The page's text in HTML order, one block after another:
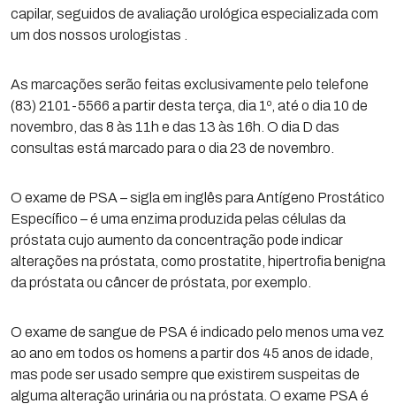
capilar, seguidos de avaliação urológica especializada com
um dos nossos urologistas .
As marcações serão feitas exclusivamente pelo telefone
(83) 2101-5566 a partir desta terça, dia 1º, até o dia 10 de
novembro, das 8 às 11h e das 13 às 16h. O dia D das
consultas está marcado para o dia 23 de novembro.
O exame de PSA – sigla em inglês para Antígeno Prostático
Específico – é uma enzima produzida pelas células da
próstata cujo aumento da concentração pode indicar
alterações na próstata, como prostatite, hipertrofia benigna
da próstata ou câncer de próstata, por exemplo.
O exame de sangue de PSA é indicado pelo menos uma vez
ao ano em todos os homens a partir dos 45 anos de idade,
mas pode ser usado sempre que existirem suspeitas de
alguma alteração urinária ou na próstata. O exame PSA é